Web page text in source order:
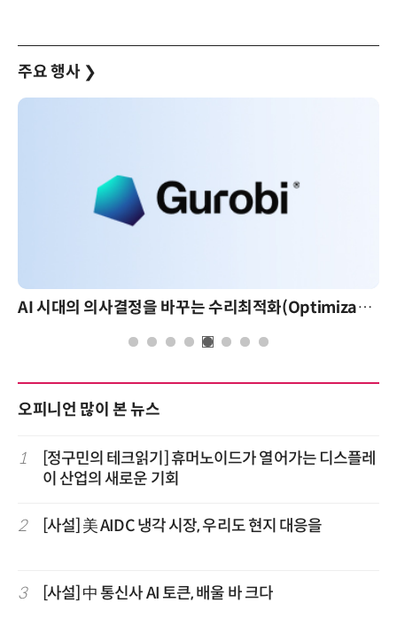
주요 행사 ❯
AI 시대의 의사결정을 바꾸는 수리최적화(Optimization): 실제 산업 적용 사례와 활용 전략
오피니언 많이 본 뉴스
1
[정구민의 테크읽기] 휴머노이드가 열어가는 디스플레
이 산업의 새로운 기회
2 [사설] 美 AIDC 냉각 시장, 우리도 현지 대응을
3 [사설] 中 통신사 AI 토큰, 배울 바 크다